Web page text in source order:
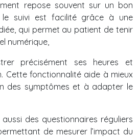
repose souvent sur un bon
le suivi est facilité grâce à une
qui permet au patient de tenir
numérique,
précisément ses heures et
Cette fonctionnalité aide à mieux
des symptômes et à adapter le
des questionnaires réguliers
de mesurer l’impact du